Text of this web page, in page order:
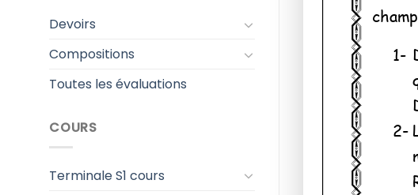
Devoirs
Compositions
Toutes les évaluations
COURS
Terminale S1 cours